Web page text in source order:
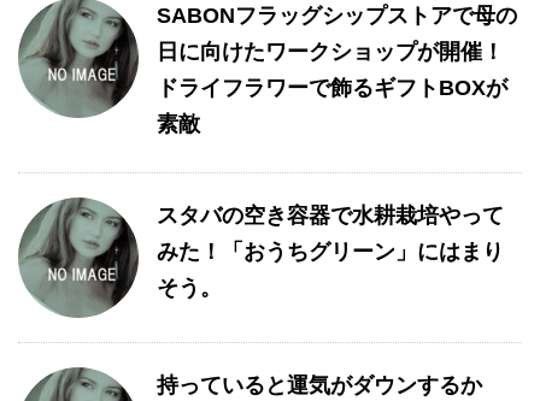
SABONフラッグシップストアで母の
日に向けたワークショップが開催！
ドライフラワーで飾るギフトBOXが
素敵
スタバの空き容器で水耕栽培やって
みた！「おうちグリーン」にはまり
そう。
持っていると運気がダウンするか